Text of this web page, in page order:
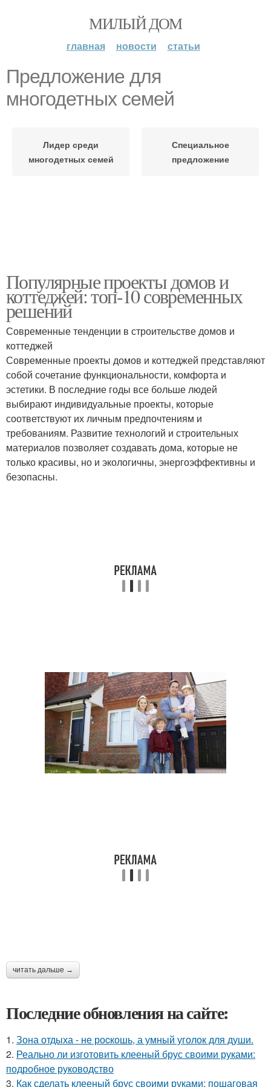
МИЛЫЙ ДОМ
главная новости статьи
Предложение для
многодетных семей
Лидер среди
многодетных семей
Специальное
предложение
Популярные проекты домов и
коттеджей: топ-10 современных
решений
Современные тенденции в строительстве домов и
коттеджей
Современные проекты домов и коттеджей представляют
собой сочетание функциональности, комфорта и
эстетики. В последние годы все больше людей
выбирают индивидуальные проекты, которые
соответствуют их личным предпочтениям и
требованиям. Развитие технологий и строительных
материалов позволяет создавать дома, которые не
только красивы, но и экологичны, энергоэффективны и
безопасны.
читать дальше →
Последние обновления на сайте:
1. Зона отдыха - не роcкошь, а умный уголок для души.
2. Реально ли изготовить клееный брус своими руками:
подробное руководство
3. Как сделать клееный брус своими руками: пошаговая